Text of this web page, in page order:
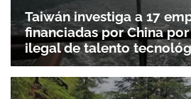
Taiwán investiga a 17
financiadas por China
ilegal de talento